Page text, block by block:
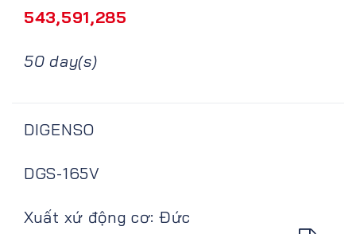
543,591,285
50 day(s)
DIGENSO
DGS-165V
Xuất xứ động cơ: Đức